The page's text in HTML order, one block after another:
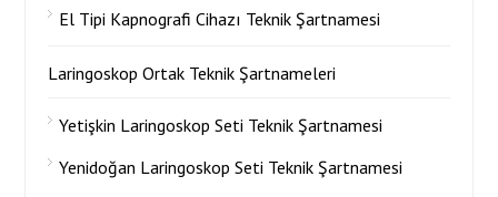
El Tipi Kapnografi Cihazı Teknik Şartnamesi
Laringoskop Ortak Teknik Şartnameleri
Yetişkin Laringoskop Seti Teknik Şartnamesi
Yenidoğan Laringoskop Seti Teknik Şartnamesi